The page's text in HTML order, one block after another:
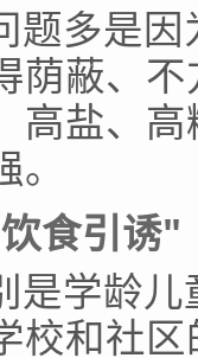
多是因
荫蔽、
高盐、
食引诱"
学龄儿
校和社